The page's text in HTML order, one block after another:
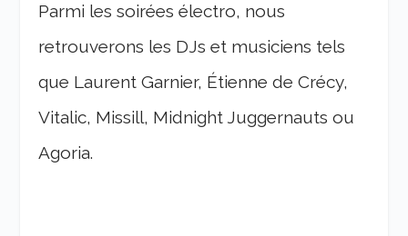
Parmi les soirées électro, nous
retrouverons les DJs et musiciens tels
que Laurent Garnier, Étienne de Crécy,
Vitalic, Missill, Midnight Juggernauts ou
Agoria.